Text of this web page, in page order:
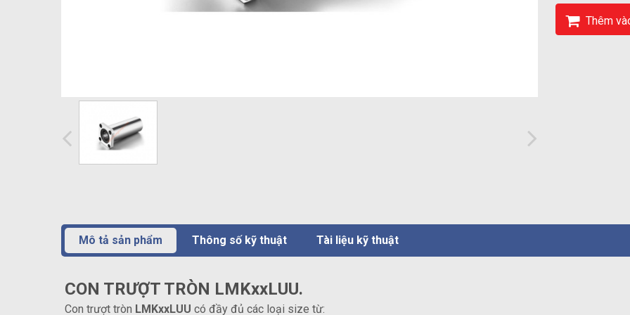
Thêm
Mô tả sản phẩm Thông số kỹ thuật Tài liệu kỹ thuật
CON TRƯỢT TRÒN LMKxxLUU.
Con trượt tròn LMKxxLUU có đầy đủ các loại size từ: